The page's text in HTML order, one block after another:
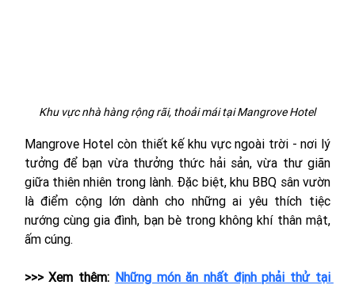
Khu vực nhà hàng rộng rãi, thoải mái tại Mangrove Hotel
Mangrove Hotel còn thiết kế khu vực ngoài trời - nơi lý
tưởng để bạn vừa thưởng thức hải sản, vừa thư giãn
giữa thiên nhiên trong lành. Đặc biệt, khu BBQ sân vườn
là điểm cộng lớn dành cho những ai yêu thích tiệc
nướng cùng gia đình, bạn bè trong không khí thân mật,
ấm cúng.
>>> Xem thêm: Những món ăn nhất định phải thử tại